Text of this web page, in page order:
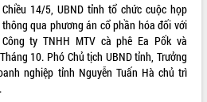
Chiều 14/5, UBND tỉnh tổ chức cuộc họp
thông qua phương án cổ phần hóa đối với
Công ty TNHH MTV cà phê Ea Pốk và
10. Phó Chủ tịch UBND tỉnh, Trưởng
nghiệp tỉnh Nguyễn Tuấn Hà chủ trì